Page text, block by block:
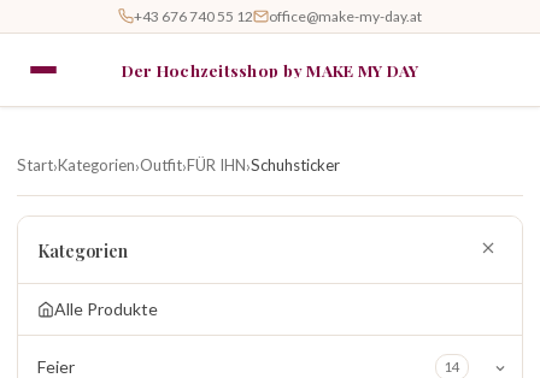
+43 676 740 55 12 office@make-my-day.at
Der Hochzeitsshop by MAKE MY DAY
Start›Kategorien›Outfit›FÜR IHN›Schuhsticker
Kategorien
Alle Produkte
Feier 14